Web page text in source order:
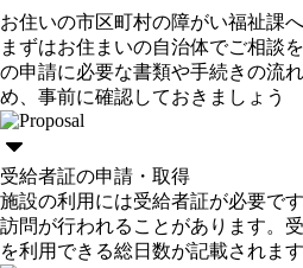
お住いの市区町村の障がい福祉課
まずはお住まいの自治体でご相談
の申請に必要な書類や手続きの流
め、事前に確認しておきましょう
受給者証の申請・取得
施設の利用には受給者証が必要で
訪問が行われることがあります。
を利用できる総日数が記載されます